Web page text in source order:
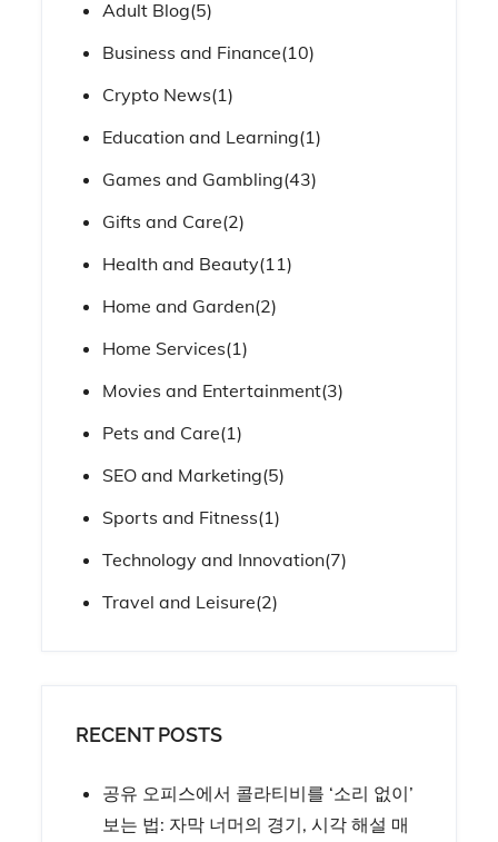
Adult Blog(5)
Business and Finance(10)
Crypto News(1)
Education and Learning(1)
Games and Gambling(43)
Gifts and Care(2)
Health and Beauty(11)
Home and Garden(2)
Home Services(1)
Movies and Entertainment(3)
Pets and Care(1)
SEO and Marketing(5)
Sports and Fitness(1)
Technology and Innovation(7)
Travel and Leisure(2)
RECENT POSTS
공유 오피스에서 콜라티비를 ‘소리 없이’
보는 법: 자막 너머의 경기, 시각 해설 매